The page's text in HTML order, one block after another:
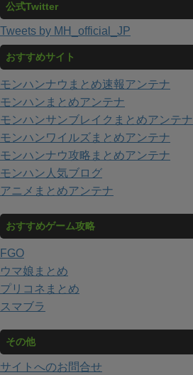
公式Twitter
Tweets by MH_official_JP
おすすめサイト
モンハンナウまとめ速報アンテナ
モンハンまとめアンテナ
モンハンサンブレイクまとめアンテナ
モンハンワイルズまとめアンテナ
モンハンナウ攻略まとめアンテナ
モンハン人気ブログ
アニメまとめアンテナ
おすすめゲーム攻略
FGO
ウマ娘まとめ
プリコネまとめ
スマブラ
その他
サイトへのお問合せ